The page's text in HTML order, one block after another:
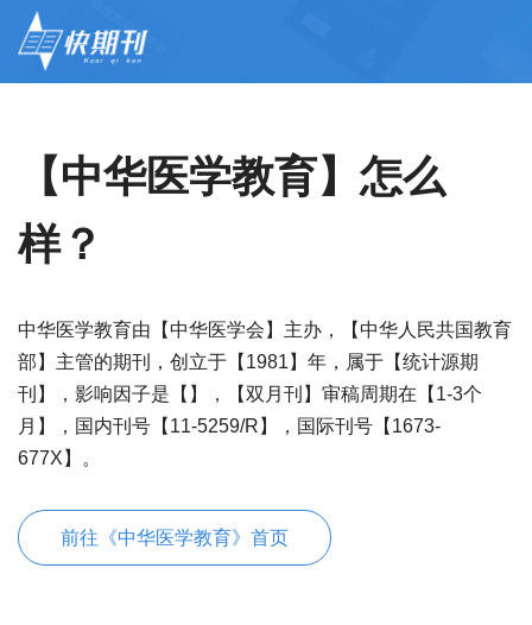
【中华医学教育】怎么
样？
中华医学教育由【中华医学会】主办，【中华人民共国教育
部】主管的期刊，创立于【1981】年，属于【统计源期
刊】，影响因子是【】，【双月刊】审稿周期在【1-3个
月】，国内刊号【11-5259/R】，国际刊号【1673-
677X】。
前往《中华医学教育》首页